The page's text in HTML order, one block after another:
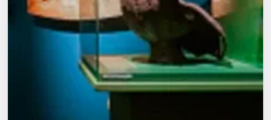
Площадки